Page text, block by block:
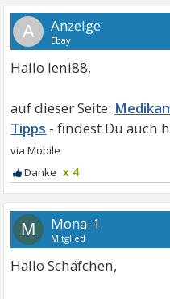
A
Hallo leni88,
Tipps
x 4
M Mona-1
Mitglied
Hallo Schäfchen,